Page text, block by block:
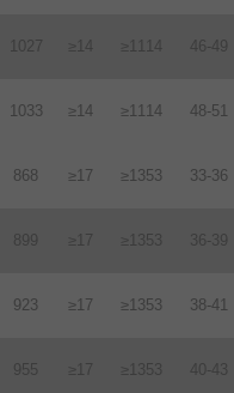
1027 ≥14 ≥1114 46-49
1033 ≥14 ≥1114 48-51
868 ≥17 ≥1353 33-36
899 ≥17 ≥1353 36-39
923 ≥17 ≥1353 38-41
955 ≥17 ≥1353 40-43